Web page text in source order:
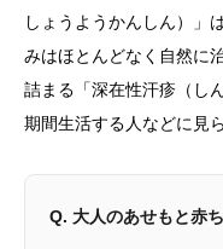
しょうようかんしん）」
みはほとんどなく自然に
詰まる「深在性汗疹（し
期間生活する人などに見
Q. 大人のあせもと赤